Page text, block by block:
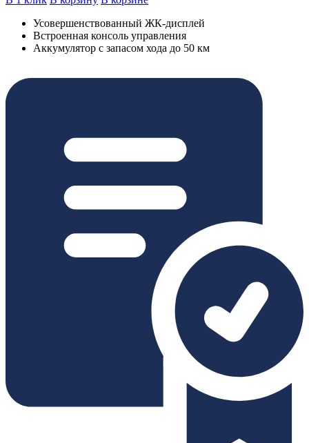
Усовершенствованный ЖК-дисплей
Встроенная консоль управления
Аккумулятор с запасом хода до 50 км